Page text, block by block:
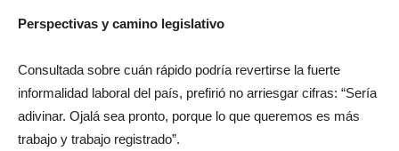
Perspectivas y camino legislativo
Consultada sobre cuán rápido podría revertirse la fuerte
informalidad laboral del país, prefirió no arriesgar cifras: “Sería
adivinar. Ojalá sea pronto, porque lo que queremos es más
trabajo y trabajo registrado”.